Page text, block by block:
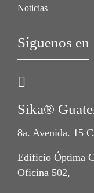
Noticias
Síguenos en
Sika®
8a. Avenida. 15
Edificio Óptima
Oficina 502,